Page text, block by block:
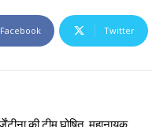
Facebook Twitter